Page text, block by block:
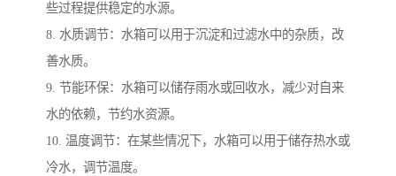
些过程提供稳定的水源。
8. 水质调节：水箱可以用于沉淀和过滤水中的杂质，改
善水质。
9. 节能环保：水箱可以储存雨水或回收水，减少对自来
水的依赖，节约水资源。
10. 温度调节：在某些情况下，水箱可以用于储存热水或
冷水，调节温度。